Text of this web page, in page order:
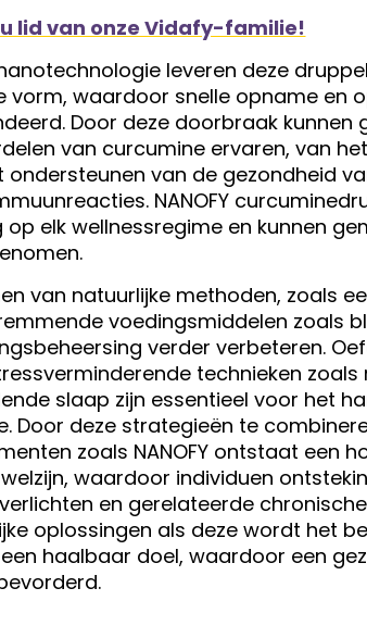
lid van onze Vidafy-familie!
leveren deze
vorm, waardoor snelle opname en
Door deze doorbraak kunnen
van curcumine ervaren, van
van de gezondheid
NANOFY
elk wellnessregime en kunnen
van natuurlijke methoden, zoals
voedingsmiddelen zoals
verder verbeteren.
technieken
slaap zijn essentieel voor het
Door deze strategieën te
zoals NANOFY ontstaat een
waardoor individuen
en gerelateerde
oplossingen als deze wordt het
haalbaar doel, waardoor een